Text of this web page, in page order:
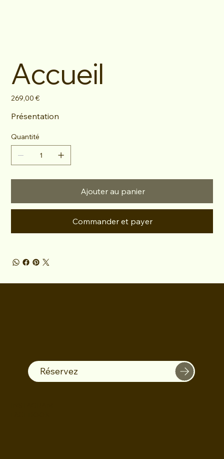
Accueil
Prix
269,00 €
Présentation
Quantité
Ajouter au panier
Commander et payer
Réservez